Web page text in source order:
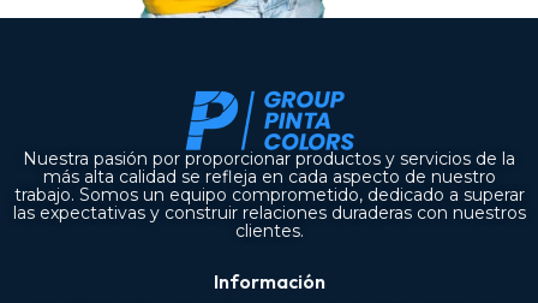
Nuestra pasión por proporcionar productos y servicios de la
más alta calidad se refleja en cada aspecto de nuestro
trabajo. Somos un equipo comprometido, dedicado a superar
las expectativas y construir relaciones duraderas con nuestros
clientes.
Información